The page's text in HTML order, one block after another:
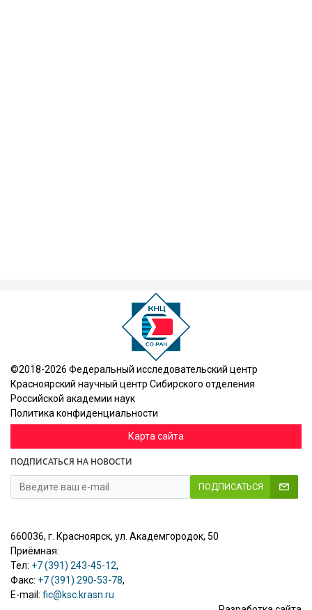
©2018-2026 Федеральный исследовательский центр
Красноярский научный центр Сибирского отделения
Российской академии наук
Политика конфиденциальности
Карта сайта
ПОДПИСАТЬСЯ НА НОВОСТИ
ПОДПИСАТЬСЯ
660036, г. Красноярск, ул. Академгородок, 50
Приёмная:
Тел: +7 (391) 243-45-12,
Факс: +7 (391) 290-53-78,
E-mail: fic@ksc.krasn.ru